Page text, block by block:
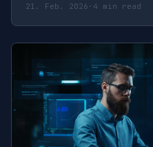
Patches vorschlägt. Die
warten: **CrowdStrike** (-
**Zscaler** (-5,5%) und
21. Feb. 2026 · 4 min read